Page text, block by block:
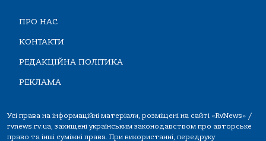
ПРО НАС
КОНТАКТИ
РЕДАКЦІЙНА ПОЛІТИКА
РЕКЛАМА
Усі права на інформаційні матеріали, розміщені на сайті «RvNews» /
rvnews.rv.ua, захищені українським законодавством про авторське
право та інші суміжні права. При використанні, передруку